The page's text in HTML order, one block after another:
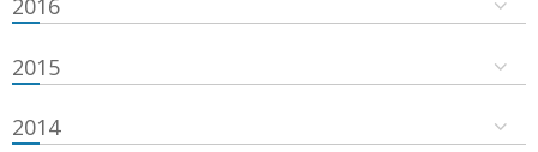
2016
2015
2014